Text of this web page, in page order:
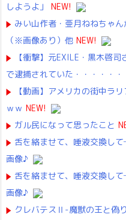
しようよ」
NEW!
みい山作者・亜月ねねちゃ
（※画像あり）他 NEW!
【衝撃】元EXILE・黒木啓
で逮捕されていた・・・・・・
【動画】アメリカの街中ラ
ｗｗ NEW!
ガル民になって思ったこと
舌を絡ませて、唾液交換し
画像♪
舌を絡ませて、唾液交換し
画像♪
クレバテスⅡ-魔獣の王と偽